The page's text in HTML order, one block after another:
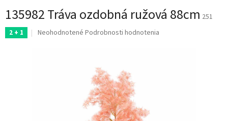
135982 Tráva ozdobná ružová 88cm 251
2 + 1
Priemerné
Neohodnotené Podrobnosti hodnotenia